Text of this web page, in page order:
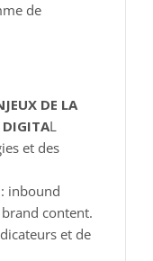
de
DE LA
DIGITAL
et des
inbound
content.
et de